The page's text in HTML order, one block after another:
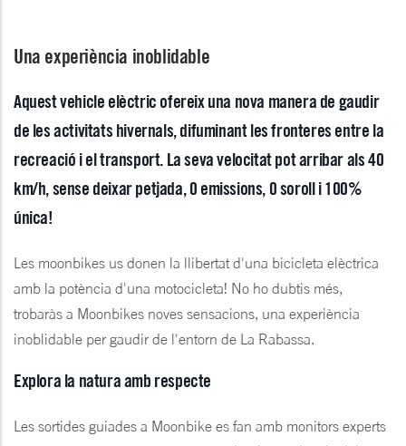
Una experiència inoblidable
Aquest vehicle elèctric ofereix una nova manera de gaudir
de les activitats hivernals, difuminant les fronteres entre la
recreació i el transport. La seva velocitat pot arribar als 40
km/h, sense deixar petjada, 0 emissions, 0 soroll i 100%
única!
Les moonbikes us donen la llibertat d'una bicicleta elèctrica
amb la potència d'una motocicleta! No ho dubtis més,
trobaràs a Moonbikes noves sensacions, una experiència
inoblidable per gaudir de l'entorn de La Rabassa.
Explora la natura amb respecte
Les sortides guiades a Moonbike es fan amb monitors experts